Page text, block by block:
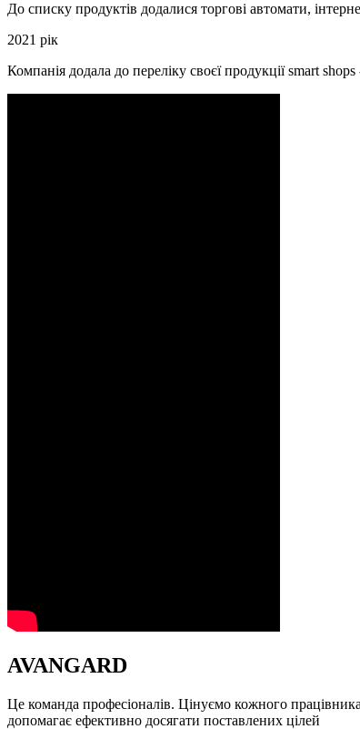
До списку продуктів додалися торгові автомати,
2021 рік
Компанія додала до переліку своєї продукції smart
AVANGARD
Це команда професіоналів. Цінуємо кожного
допомагає ефективно досягати поставлених цілей